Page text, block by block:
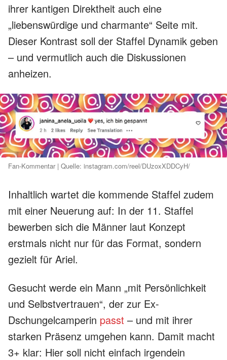
ihrer kantigen Direktheit auch eine
„liebenswürdige und charmante“ Seite mit.
Dieser Kontrast soll der Staffel Dynamik geben
– und vermutlich auch die Diskussionen
anheizen.
Fan-Kommentar | Quelle: instagram.com/reel/DUzoxXDDCyH/
Inhaltlich wartet die kommende Staffel zudem
mit einer Neuerung auf: In der 11. Staffel
bewerben sich die Männer laut Konzept
erstmals nicht nur für das Format, sondern
gezielt für Ariel.
Gesucht werde ein Mann „mit Persönlichkeit
und Selbstvertrauen“, der zur Ex-
Dschungelcamperin passt – und mit ihrer
starken Präsenz umgehen kann. Damit macht
3+ klar: Hier soll nicht einfach irgendein